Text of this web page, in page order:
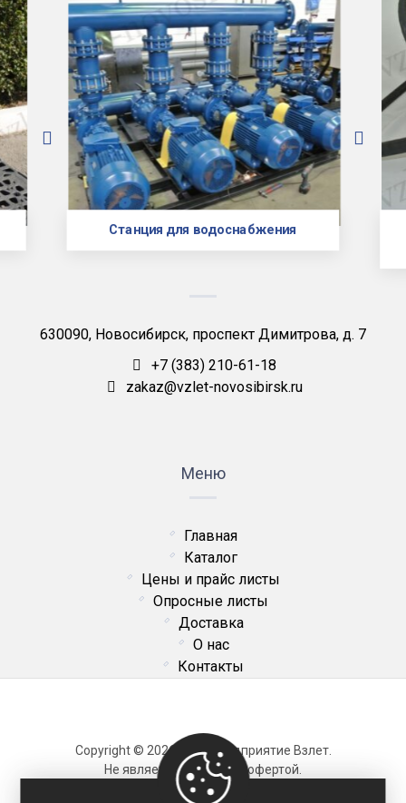
Станция для водоснабжения
630090, Новосибирск, проспект Димитрова, д. 7
+7 (383) 210-61-18
zakaz@vzlet-novosibirsk.ru
Меню
Главная
Каталог
Цены и прайс листы
Опросные листы
Доставка
О нас
Контакты
Copyright © 2026 ОДО Предприятие Взлет.
Не является публичной офертой.
Карта сайта